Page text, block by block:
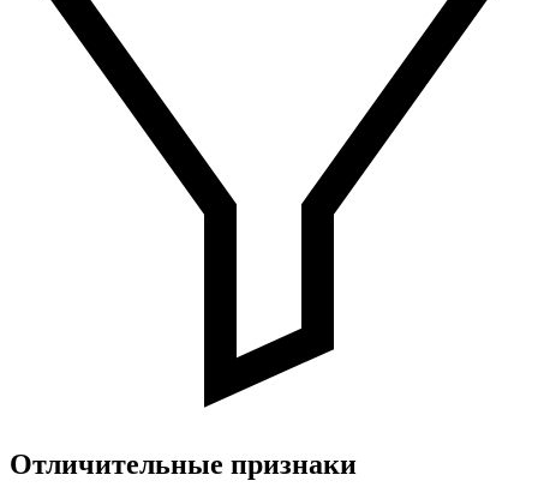
Отличительные признаки